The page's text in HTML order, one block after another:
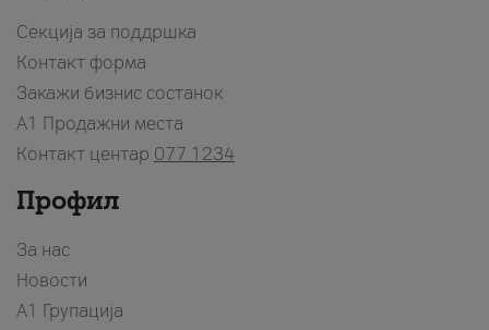
Секција за поддршка
Контакт форма
Закажи бизнис состанок
A1 Продажни места
Контакт центар 077 1234
Профил
За нас
Новости
А1 Групација